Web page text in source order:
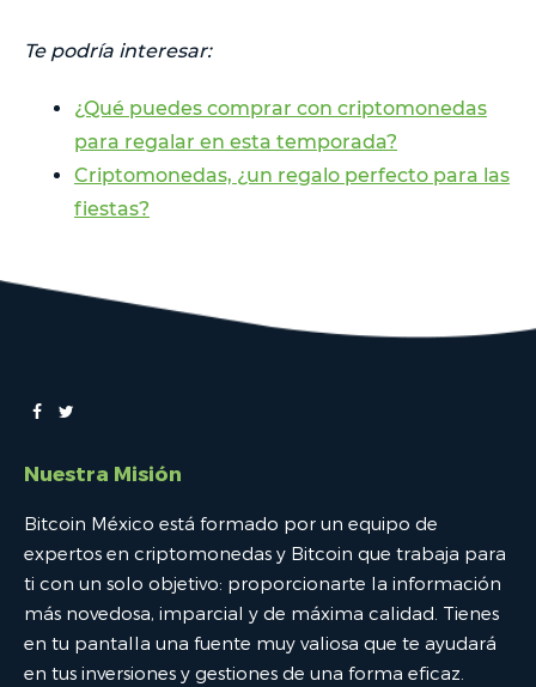
Te podría interesar:
¿Qué puedes comprar con criptomonedas
para regalar en esta temporada?
Criptomonedas, ¿un regalo perfecto para las
fiestas?
Nuestra Misión
Bitcoin México está formado por un equipo de
expertos en criptomonedas y Bitcoin que trabaja para
ti con un solo objetivo: proporcionarte la información
más novedosa, imparcial y de máxima calidad. Tienes
en tu pantalla una fuente muy valiosa que te ayudará
en tus inversiones y gestiones de una forma eficaz.